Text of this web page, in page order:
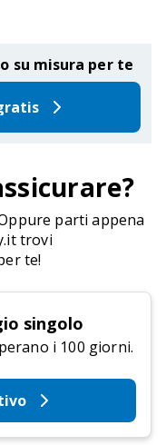
su misura per te
parti appena
trovi
te!
singolo
i 100 giorni.